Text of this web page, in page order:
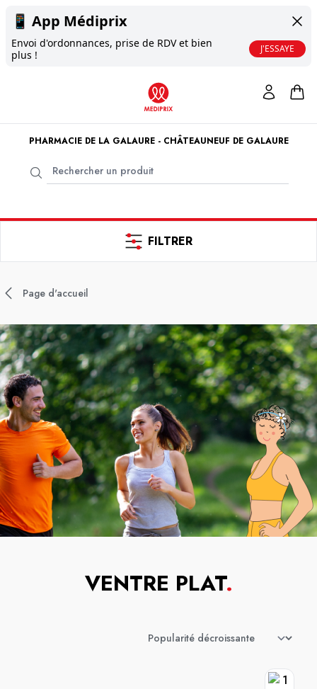
📱 App Médiprix
Envoi d'ordonnances, prise de RDV et bien
plus !
J'ESSAYE
PHARMACIE DE LA GALAURE - CHÂTEAUNEUF DE GALAURE
FILTRER
Page d'accueil
VENTRE PLAT.